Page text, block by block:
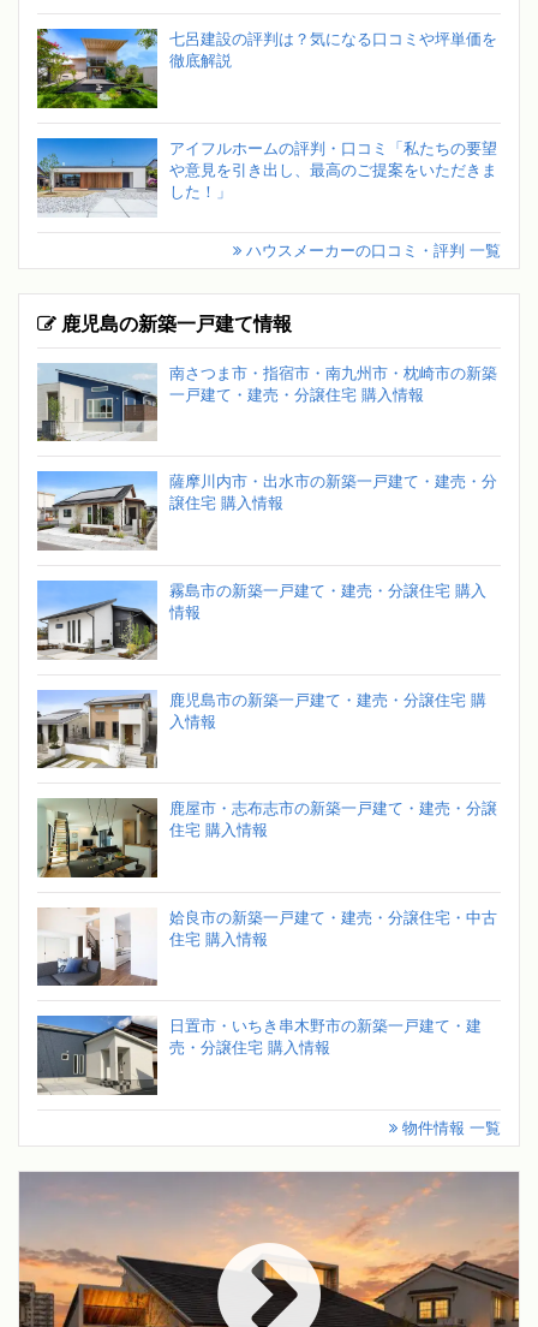
七呂建設の評判は？気になる口コミや坪単価を
徹底解説
アイフルホームの評判・口コミ「私たちの要望
や意見を引き出し、最高のご提案をいただきま
した！」
ハウスメーカーの口コミ・評判 一覧
鹿児島の新築一戸建て情報
南さつま市・指宿市・南九州市・枕崎市の新築
一戸建て・建売・分譲住宅 購入情報
薩摩川内市・出水市の新築一戸建て・建売・分
譲住宅 購入情報
霧島市の新築一戸建て・建売・分譲住宅 購入
情報
鹿児島市の新築一戸建て・建売・分譲住宅 購
入情報
鹿屋市・志布志市の新築一戸建て・建売・分譲
住宅 購入情報
姶良市の新築一戸建て・建売・分譲住宅・中古
住宅 購入情報
日置市・いちき串木野市の新築一戸建て・建
売・分譲住宅 購入情報
物件情報 一覧